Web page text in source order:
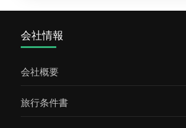
また、当地では日本語ガイドと専
内が可能でございます。この場所
い・この遺跡をもっとみたいなど
ございましたらお申し付けくださ
ジャカルタ 紹介ページジョグジャ
会社情報
会社概要
旅行条件書